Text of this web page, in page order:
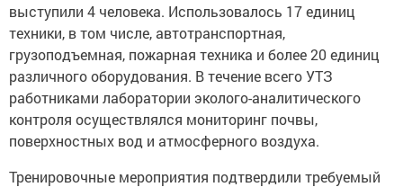
выступили 4 человека. Использовалось 17 единиц
техники, в том числе, автотранспортная,
грузоподъемная, пожарная техника и более 20 единиц
различного оборудования. В течение всего УТЗ
работниками лаборатории эколого-аналитического
контроля осуществлялся мониторинг почвы,
поверхностных вод и атмосферного воздуха.
Тренировочные мероприятия подтвердили требуемый